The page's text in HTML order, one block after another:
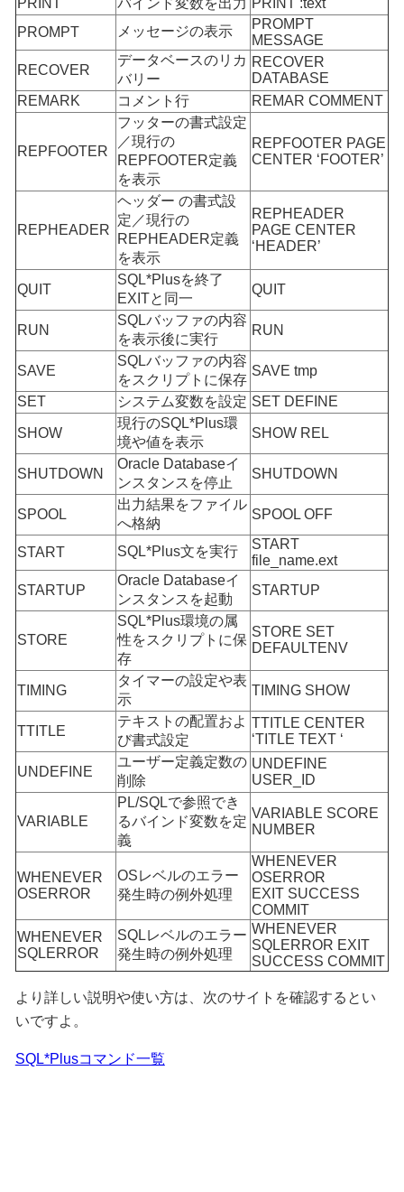
PROMPT
メッセージの表示
PROMPT
MESSAGE
RECOVER
データベースのリカ
バリー
RECOVER
DATABASE
REMARK
コメント行 REMAR COMMENT
REPFOOTER
フッターの書式設定
／現行の
REPFOOTER定義
を表示
REPFOOTER PAGE
CENTER ‘FOOTER’
REPHEADER
ヘッダー の書式設
定／現行の
REPHEADER定義
を表示
REPHEADER
PAGE CENTER
‘HEADER’
QUIT
SQL*Plusを終了
EXITと同一
QUIT
RUN
SQLバッファの内容
を表示後に実行
RUN
SAVE
SQLバッファの内容
をスクリプトに保存
SAVE tmp
SET
システム変数を設定 SET DEFINE
SHOW
現行のSQL*Plus環
境や値を表示
SHOW REL
SHUTDOWN
Oracle Databaseイ
ンスタンスを停止
SHUTDOWN
SPOOL
出力結果をファイル
へ格納
SPOOL OFF
START SQL*Plus文を実行
START
file_name.ext
STARTUP
Oracle Databaseイ
ンスタンスを起動
STARTUP
STORE
SQL*Plus環境の属
性をスクリプトに保
存
STORE SET
DEFAULTENV
TIMING
タイマーの設定や表
示
TIMING SHOW
TTITLE
テキストの配置およ
び書式設定
TTITLE CENTER
‘TITLE TEXT ‘
UNDEFINE
ユーザー定義定数の
削除
UNDEFINE
USER_ID
VARIABLE
PL/SQLで参照でき
るバインド変数を定
義
VARIABLE SCORE
NUMBER
WHENEVER
OSERROR
OSレベルのエラー
発生時の例外処理
WHENEVER
OSERROR
EXIT SUCCESS
COMMIT
WHENEVER
SQLERROR
SQLレベルのエラー
発生時の例外処理
WHENEVER
SQLERROR EXIT
SUCCESS COMMIT
より詳しい説明や使い方は、次のサイトを確認するとい
いですよ。
SQL*Plusコマンド一覧